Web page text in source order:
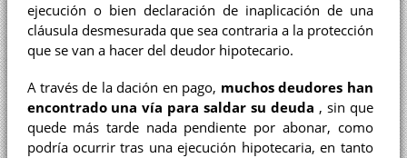
ejecución o bien declaración de inaplicación de una
cláusula desmesurada que sea contraria a la protección
que se van a hacer del deudor hipotecario.
A través de la dación en pago, muchos deudores han
encontrado una vía para saldar su deuda , sin que
quede más tarde nada pendiente por abonar, como
podría ocurrir tras una ejecución hipotecaria, en tanto